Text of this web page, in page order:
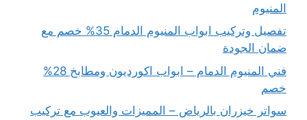
المنيوم
تفصيل وتركيب ابواب المنيوم الدمام 35% خصم مع
ضمان الجودة
فني المنيوم الدمام – ابواب اكورديون ومطابخ 28%
خصم
سواتر خيزران بالرياض – المميزات والعيوب مع تركيب